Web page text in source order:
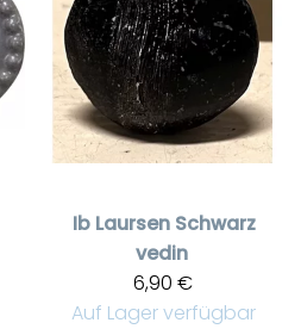
Ib Laursen Schwarz
vedin
6,90 €
Auf Lager verfügbar